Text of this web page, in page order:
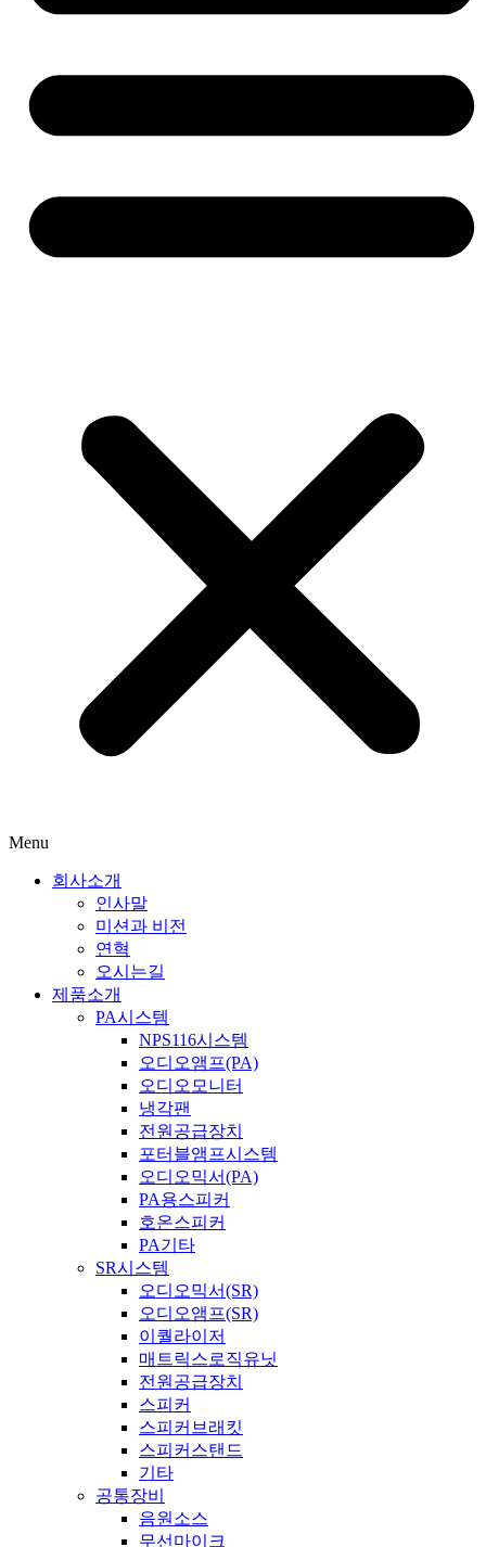
Menu
회사소개
인사말
미션과 비전
연혁
오시는길
제품소개
PA시스템
NPS116시스템
오디오앰프(PA)
오디오모니터
냉각팬
전원공급장치
포터블앰프시스템
오디오믹서(PA)
PA용스피커
호온스피커
PA기타
SR시스템
오디오믹서(SR)
오디오앰프(SR)
이퀄라이저
매트릭스로직유닛
전원공급장치
스피커
스피커브래킷
스피커스탠드
기타
공통장비
음원소스
무선마이크